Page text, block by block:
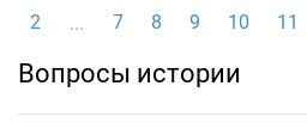
2 ... 7 8 9 10 11
Вопросы истории